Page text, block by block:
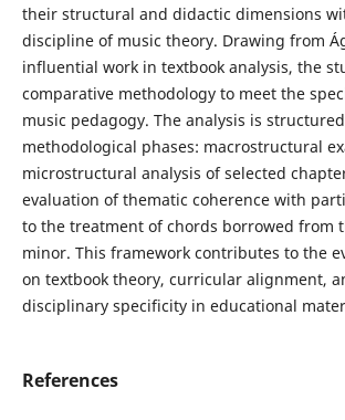
their structural and didactic dimensions
discipline of music theory. Drawing from
influential work in textbook analysis, the
comparative methodology to meet the
music pedagogy. The analysis is
methodological phases: macrostructural
microstructural analysis of selected
evaluation of thematic coherence with
to the treatment of chords borrowed from
minor. This framework contributes to the
on textbook theory, curricular alignment,
disciplinary specificity in educational
References